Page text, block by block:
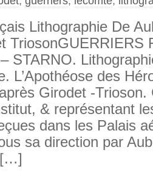
Lithographie De
TriosonGUERRIERS
STARNO.
L’Apothéose des
Girodet -
& représentant
dans les Palais
sa direction par
[…]